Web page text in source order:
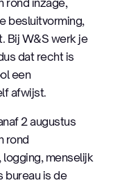
besluitvorming,
Bij W&S werk je
dat recht is
een
afwijst.
2 augustus
rond
menselijk
bureau is de